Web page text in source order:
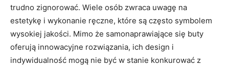
trudno zignorować. Wiele osób zwraca uwagę na
estetykę i wykonanie ręczne, które są często symbolem
wysokiej jakości. Mimo że samonaprawiające się buty
oferują innowacyjne rozwiązania, ich design i
indywidualność mogą nie być w stanie konkurować z